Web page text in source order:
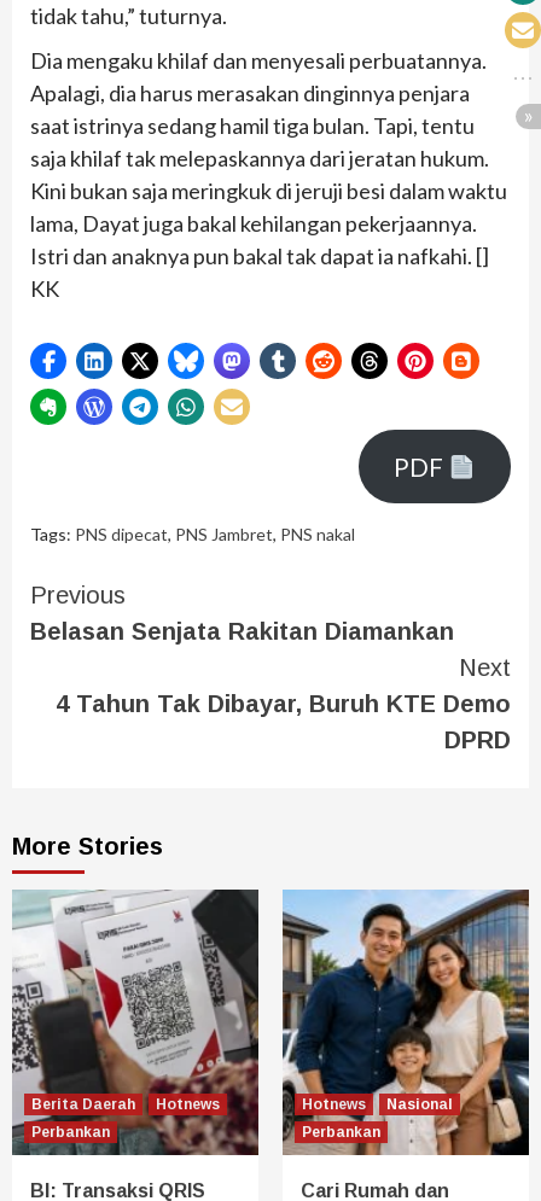
tidak tahu,” tuturnya.
Dia mengaku khilaf dan menyesali perbuatannya.
Apalagi, dia harus merasakan dinginnya penjara
saat istrinya sedang hamil tiga bulan. Tapi, tentu
saja khilaf tak melepaskannya dari jeratan hukum.
Kini bukan saja meringkuk di jeruji besi dalam waktu
lama, Dayat juga bakal kehilangan pekerjaannya.
Istri dan anaknya pun bakal tak dapat ia nafkahi. []
KK
PDF
Tags: PNS dipecat, PNS Jambret, PNS nakal
Previous
Belasan Senjata Rakitan Diamankan
Next
4 Tahun Tak Dibayar, Buruh KTE Demo
DPRD
More Stories
Berita Daerah
Hotnews
Perbankan
BI: Transaksi QRIS
Hotnews
Nasional
Perbankan
Cari Rumah dan